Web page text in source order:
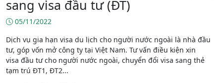
sang visa đầu tư (ĐT)
05/11/2022
Dịch vụ gia hạn visa du lịch cho người nước ngoài là nhà đầu
tư, góp vốn mở công ty tại Việt Nam. Tư vấn điều kiện xin
visa đầu tư cho người nước ngoài, chuyển đổi visa sang thẻ
tạm trú ĐT1, ĐT2...